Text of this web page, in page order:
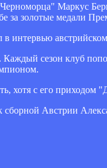
Маркус
за золотые медали
интервью
сезон клуб
хотя с его приходом
Австрии